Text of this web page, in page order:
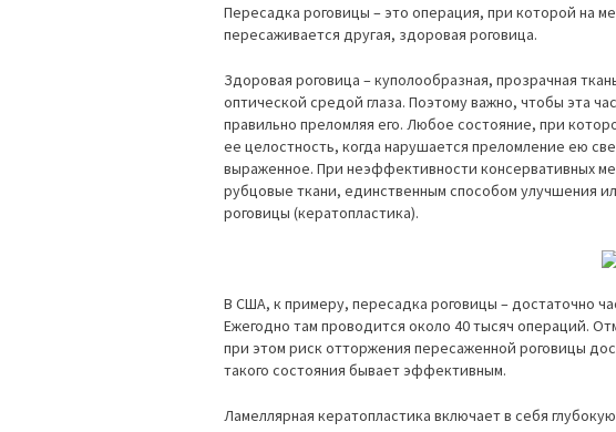
Пересадка роговицы – это операция, при которой на
пересаживается другая, здоровая роговица.
Здоровая роговица – куполообразная, прозрачная
оптической средой глаза. Поэтому важно, чтобы эта
правильно преломляя его. Любое состояние, при
ее целостность, когда нарушается преломление ею
выраженное. При неэффективности консервативных
рубцовые ткани, единственным способом улучшения
роговицы (кератопластика).
В США, к примеру, пересадка роговицы – достаточно
Ежегодно там проводится около 40 тысяч операций.
при этом риск отторжения пересаженной роговицы
такого состояния бывает эффективным.
Ламеллярная кератопластика включает в себя